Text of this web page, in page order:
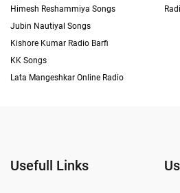
Himesh Reshammiya Songs
Jubin Nautiyal Songs
Kishore Kumar Radio Barfi
KK Songs
Lata Mangeshkar Online Radio
Usefull Links